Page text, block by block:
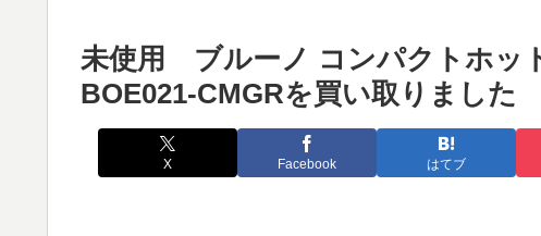
未使用 ブルーノ コンパクトホッ
BOE021-CMGRを買い取りました
X Facebook はてブ